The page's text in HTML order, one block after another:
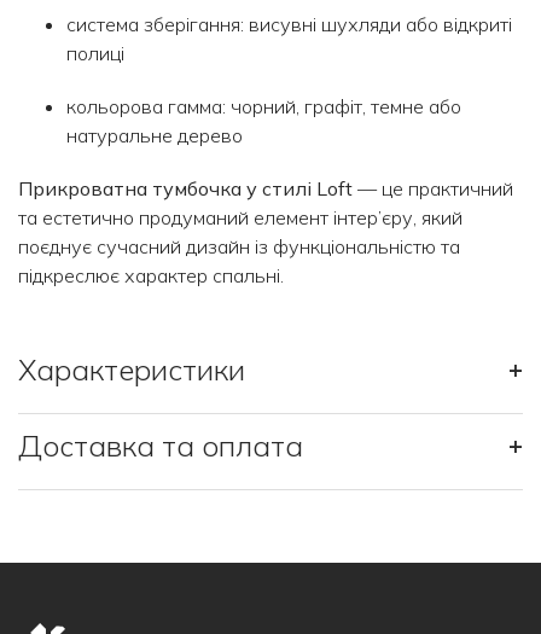
система зберігання: висувні шухляди або відкриті
полиці
кольорова гамма: чорний, графіт, темне або
натуральне дерево
Прикроватна тумбочка у стилі Loft — це практичний
та естетично продуманий елемент інтер’єру, який
поєднує сучасний дизайн із функціональністю та
підкреслює характер спальні.
Характеристики +
Доставка та оплата +